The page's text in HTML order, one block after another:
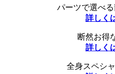
パーツで選べ
詳しく
断然お得
詳しく
全身スペシ